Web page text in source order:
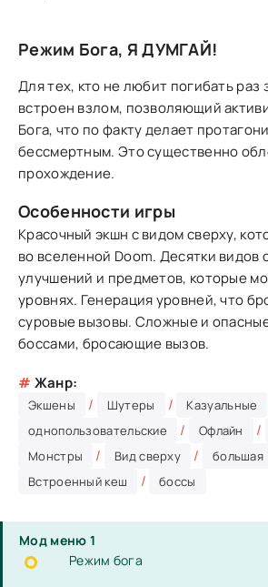
Режим Бога, Я ДУМГАЙ!
Для тех, кто не любит погибать раз
встроен взлом, позволяющий
Бога, что по факту делает
бессмертным. Это существенно
прохождение.
Особенности игры
Красочный экшн с видом сверху,
во вселенной Doom. Десятки видов
улучшений и предметов, которые
уровнях. Генерация уровней, что
суровые вызовы. Сложные и
боссами, бросающие вызов.
# Жанр:
Экшены / Шутеры / Казуальные
однопользовательские / Офлайн /
Монстры / Вид сверху / большая
Встроенный кеш / боссы
Мод меню 1
Режим бога